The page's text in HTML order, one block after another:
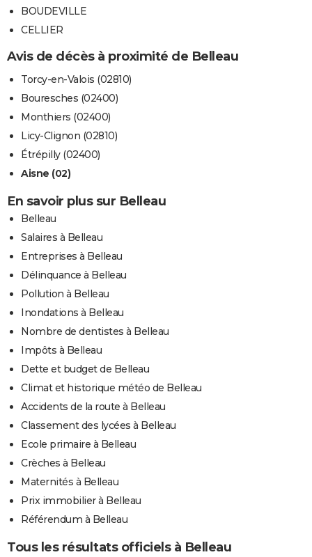
BOUDEVILLE
CELLIER
Avis de décès à proximité de Belleau
Torcy-en-Valois (02810)
Bouresches (02400)
Monthiers (02400)
Licy-Clignon (02810)
Étrépilly (02400)
Aisne (02)
En savoir plus sur Belleau
Belleau
Salaires à Belleau
Entreprises à Belleau
Délinquance à Belleau
Pollution à Belleau
Inondations à Belleau
Nombre de dentistes à Belleau
Impôts à Belleau
Dette et budget de Belleau
Climat et historique météo de Belleau
Accidents de la route à Belleau
Classement des lycées à Belleau
Ecole primaire à Belleau
Crèches à Belleau
Maternités à Belleau
Prix immobilier à Belleau
Référendum à Belleau
Tous les résultats officiels à Belleau